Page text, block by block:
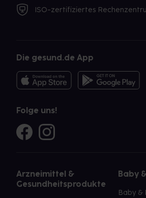
ISO-zertifiziertes
Die gesund.de App
Folge uns!
Arzneimittel &
Gesundheitsprodukte
Baby
Baby &